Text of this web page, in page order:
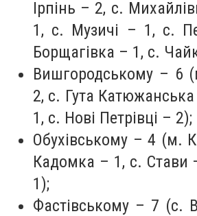
Ірпінь – 2, с.
1, с. Музичі – 1, с.
Борщагівка – 1, с.
Вишгородському – 6
2, с. Гута
1, с. Нові Петрівці – 2);
Обухівському – 4 (м.
Кадомка – 1, с. Стави
1);
Фастівському – 7 (с.